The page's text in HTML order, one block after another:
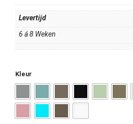
Levertijd
6 á 8 Weken
Kleur